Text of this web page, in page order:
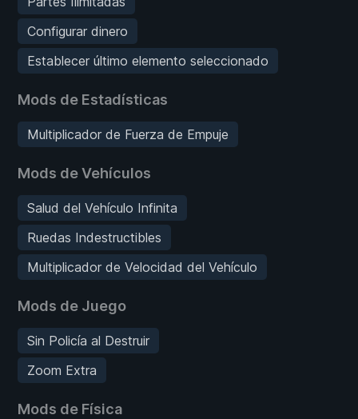
Configurar dinero
Establecer último elemento seleccionado
Mods de Estadísticas
Multiplicador de Fuerza de Empuje
Mods de Vehículos
Salud del Vehículo Infinita
Ruedas Indestructibles
Multiplicador de Velocidad del Vehículo
Mods de Juego
Sin Policía al Destruir
Zoom Extra
Mods de Física